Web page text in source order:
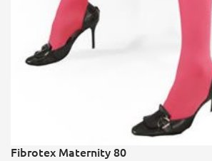
Fibrotex Maternity 80